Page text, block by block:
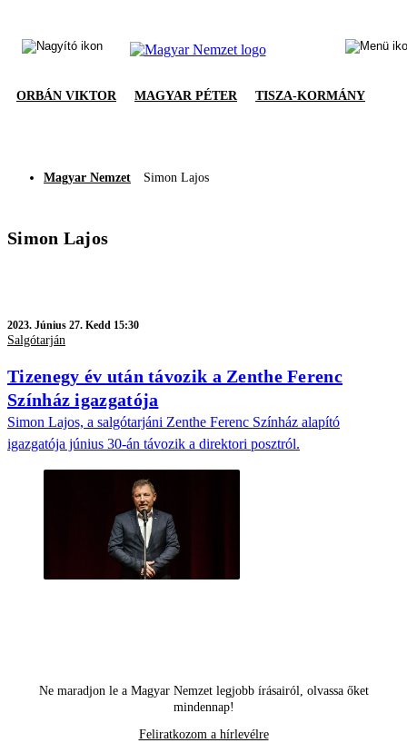
ORBÁN VIKTOR MAGYAR PÉTER TISZA-KORMÁNY
Magyar Nemzet Simon Lajos
Simon Lajos
2023. Június 27. Kedd 15:30
Salgótarján
Tizenegy év után távozik a Zenthe Ferenc
Színház igazgatója
Simon Lajos, a salgótarjáni Zenthe Ferenc Színház alapító
igazgatója június 30-án távozik a direktori posztról.
Ne maradjon le a Magyar Nemzet legjobb írásairól, olvassa őket
mindennap!
Feliratkozom a hírlevélre